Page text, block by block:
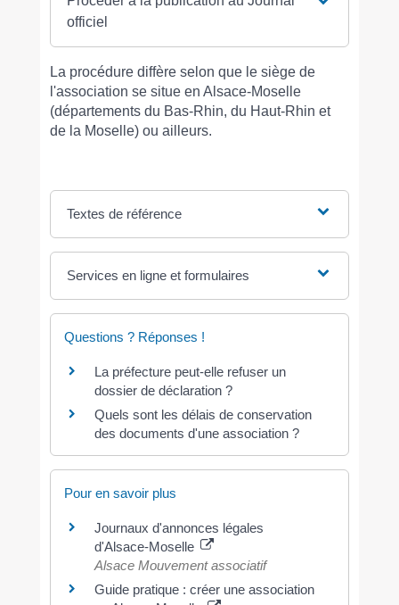
officiel
La procédure diffère selon que le siège de
l'association se situe en Alsace-Moselle
(départements du Bas-Rhin, du Haut-Rhin et
de la Moselle) ou ailleurs.
Textes de référence
Services en ligne et formulaires
Questions ? Réponses !
La préfecture peut-elle refuser un
dossier de déclaration ?
Quels sont les délais de conservation
des documents d'une association ?
Pour en savoir plus
Journaux d'annonces légales
d'Alsace-Moselle
Alsace Mouvement associatif
Guide pratique : créer une association